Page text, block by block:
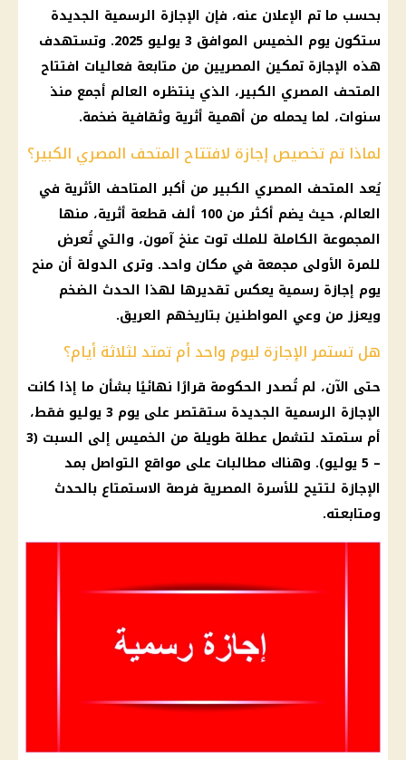
بحسب ما تم الإعلان عنه، فإن الإجازة الرسمية الجديدة
ستكون يوم
الخميس الموافق 3 يوليو 2025. وتستهدف
هذه الإجازة تمكين المصريين من متابعة فعاليات افتتاح
المتحف المصري الكبير، الذي ينتظره العالم أجمع منذ
سنوات، لما يحمله من أهمية أثرية وثقافية ضخمة.
لماذا تم تخصيص إجازة لافتتاح المتحف المصري الكبير؟
يُعد المتحف المصري الكبيرمن أكبر المتاحف الأثرية في
العالم، حيث يضم أكثر من 100 ألف قطعة أثرية، منها
المجموعة الكاملة للملك توت عنخ آمون، والتي تُعرض
للمرة الأولى مجمعة في مكان واحد. وترى الدولة أن منح
يوم إجازة رسمية يعكس تقديرها لهذا الحدث الضخم
ويعزز من وعي المواطنين بتاريخهم العريق.
هل تستمر الإجازة ليوم واحد أم تمتد لثلاثة أيام؟
حتى الآن، لم تُصدرالحكومة قرارًا نهائيًا بشأن ما إذا كانت
الإجازة الرسمية الجديدة ستقتصر على يوم 3 يوليو فقط،
أم
ستمتد لتشمل عطلة طويلة من الخميس إلى السبت (3
– 5 يوليو). وهناك مطالبات على
مواقع التواصل بمد
الإجازة لتتيح للأسرة المصرية فرصة الاستمتاع بالحدث
ومتابعته.